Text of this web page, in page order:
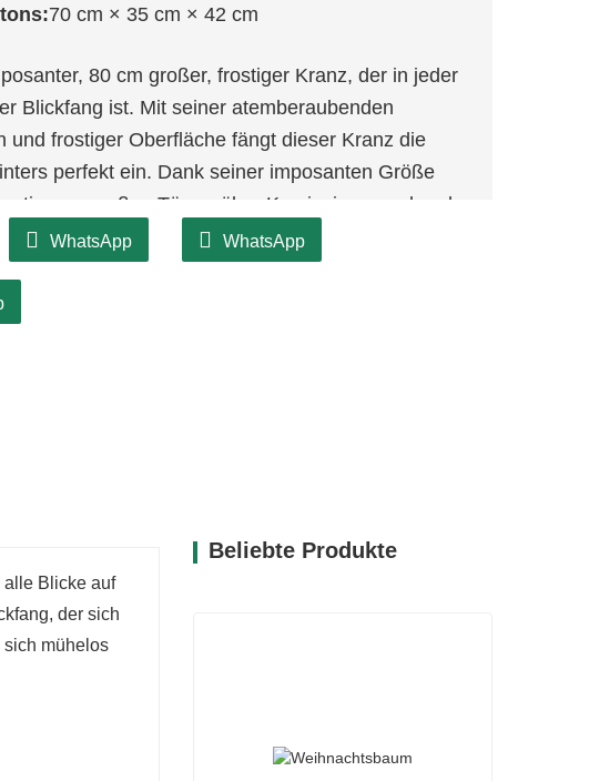
70 cm × 35 cm × 42 cm
80 cm großer, frostiger Kranz, der in jeder
Blickfang ist. Mit seiner atemberaubenden
und frostiger Oberfläche fängt dieser Kranz die
perfekt ein. Dank seiner imposanten Größe
an großen Türen, über Kaminsimsen oder als
Zusammenkünften.
gefertigte Kranz ist besonders langlebig und
bereiten. Sein umweltfreundliches Design
WhatsApp WhatsApp
alle Blicke auf
der sich
mühelos
Beliebte Produkte